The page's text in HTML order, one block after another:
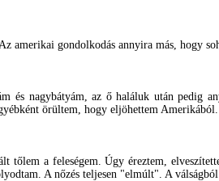
gondolkodás annyira más, hogy
és nagybátyám, az ő haláluk után pedig
örültem, hogy eljöhettem Amerikából.
a feleségem. Úgy éreztem,
A nőzés teljesen "elmúlt". A